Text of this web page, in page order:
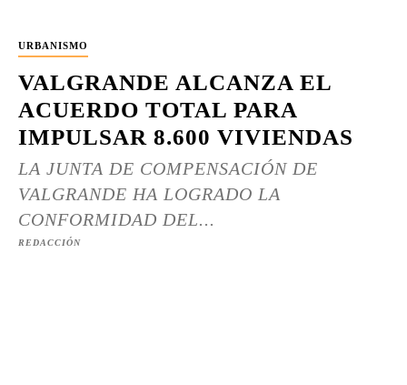
URBANISMO
VALGRANDE ALCANZA EL
ACUERDO TOTAL PARA
IMPULSAR 8.600 VIVIENDAS
LA JUNTA DE COMPENSACIÓN DE
VALGRANDE HA LOGRADO LA
CONFORMIDAD DEL...
REDACCIÓN